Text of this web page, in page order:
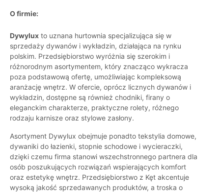
O firmie:
Dywylux to uznana hurtownia specjalizująca się w
sprzedaży dywanów i wykładzin, działająca na rynku
polskim. Przedsiębiorstwo wyróżnia się szerokim i
różnorodnym asortymentem, który znacząco wykracza
poza podstawową ofertę, umożliwiając kompleksową
aranżację wnętrz. W ofercie, oprócz licznych dywanów i
wykładzin, dostępne są również chodniki, firany o
eleganckim charakterze, praktyczne rolety, różnego
rodzaju karnisze oraz stylowe zasłony.
Asortyment Dywylux obejmuje ponadto tekstylia domowe,
dywaniki do łazienki, stopnie schodowe i wycieraczki,
dzięki czemu firma stanowi wszechstronnego partnera dla
osób poszukujących rozwiązań wspierających komfort
oraz estetykę wnętrz. Przedsiębiorstwo z Kęt akcentuje
wysoką jakość sprzedawanych produktów, a troska o